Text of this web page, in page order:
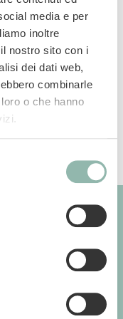
media e per
inoltre
nostro sito con i
dei dati web,
combinarle
o che hanno